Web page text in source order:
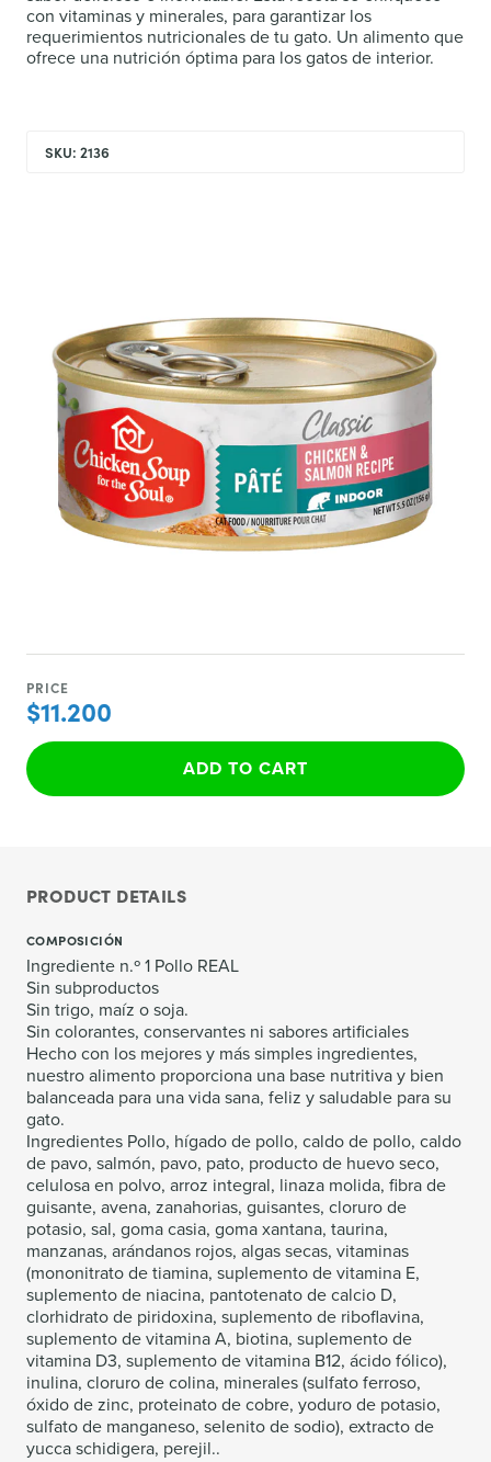
con vitaminas y minerales, para garantizar los
requerimientos nutricionales de tu gato. Un alimento que
ofrece una nutrición óptima para los gatos de interior.
SKU: 2136
PRICE
$11.200
ADD TO CART
PRODUCT DETAILS
COMPOSICIÓN
Ingrediente n.º 1 Pollo REAL
Sin subproductos
Sin trigo, maíz o soja.
Sin colorantes, conservantes ni sabores artificiales
Hecho con los mejores y más simples ingredientes,
nuestro alimento proporciona una base nutritiva y bien
balanceada para una vida sana, feliz y saludable para su
gato.
Ingredientes Pollo, hígado de pollo, caldo de pollo, caldo
de pavo, salmón, pavo, pato, producto de huevo seco,
celulosa en polvo, arroz integral, linaza molida, fibra de
guisante, avena, zanahorias, guisantes, cloruro de
potasio, sal, goma casia, goma xantana, taurina,
manzanas, arándanos rojos, algas secas, vitaminas
(mononitrato de tiamina, suplemento de vitamina E,
suplemento de niacina, pantotenato de calcio D,
clorhidrato de piridoxina, suplemento de riboflavina,
suplemento de vitamina A, biotina, suplemento de
vitamina D3, suplemento de vitamina B12, ácido fólico),
inulina, cloruro de colina, minerales (sulfato ferroso,
óxido de zinc, proteinato de cobre, yoduro de potasio,
sulfato de manganeso, selenito de sodio), extracto de
yucca schidigera, perejil..